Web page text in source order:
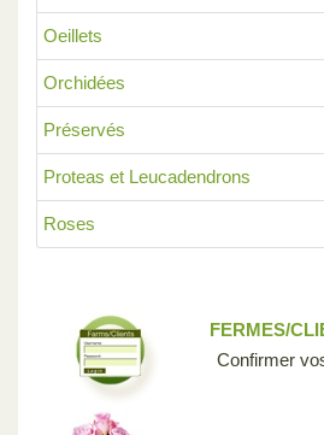
Oeillets
Orchidées
Préservés
Proteas et Leucadendrons
Roses
FERMES/
Confirmer